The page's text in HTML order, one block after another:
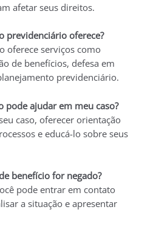
afetar seus direitos.
previdenciário oferece?
oferece serviços como
de benefícios, defesa em
previdenciário.
pode ajudar em meu caso?
caso, oferecer orientação
e educá-lo sobre seus
benefício for negado?
pode entrar em contato
a situação e apresentar